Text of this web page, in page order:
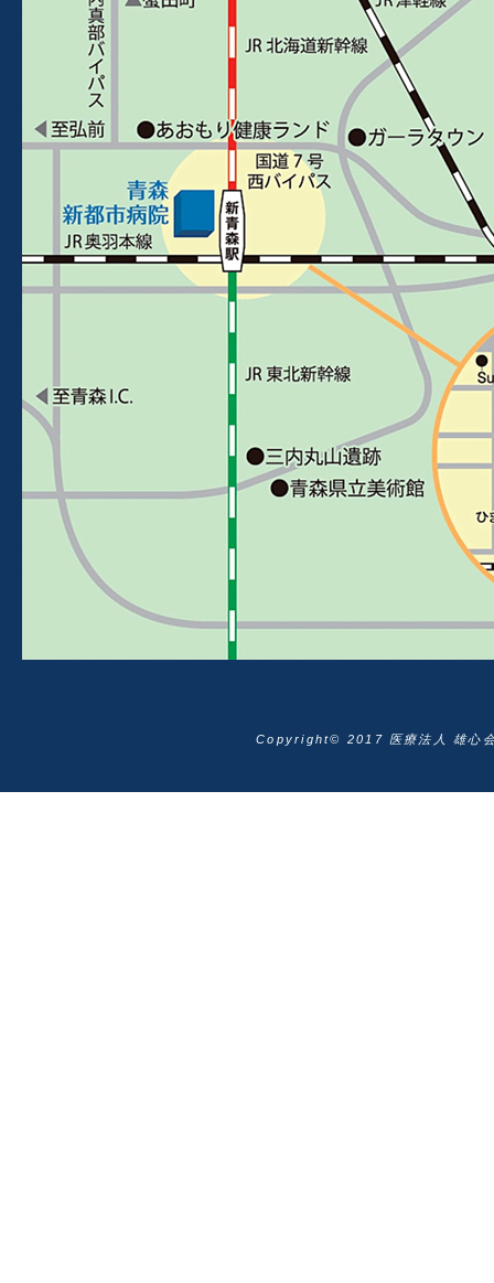
Copyright© 2017 医療法人 雄心